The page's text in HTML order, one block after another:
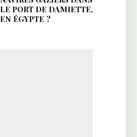
LE PORT DE DAMIETTE,
EN ÉGYPTE ?